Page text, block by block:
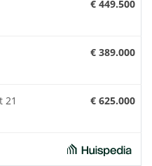
€ 449.500
€ 389.000
21
€ 625.000